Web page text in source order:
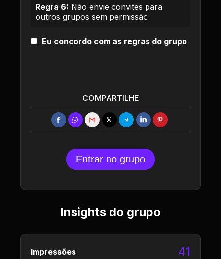
Regra 6: Não envie convites para
outros grupos sem permissão
Eu concordo com as regras do grupo
COMPARTILHE
Entrar no grupo
Insights do grupo
Impressões 41